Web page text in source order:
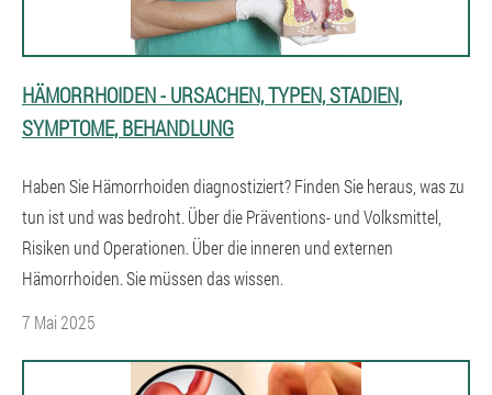
HÄMORRHOIDEN - URSACHEN, TYPEN, STADIEN,
SYMPTOME, BEHANDLUNG
Haben Sie Hämorrhoiden diagnostiziert? Finden Sie heraus, was zu
tun ist und was bedroht. Über die Präventions- und Volksmittel,
Risiken und Operationen. Über die inneren und externen
Hämorrhoiden. Sie müssen das wissen.
7 Mai 2025